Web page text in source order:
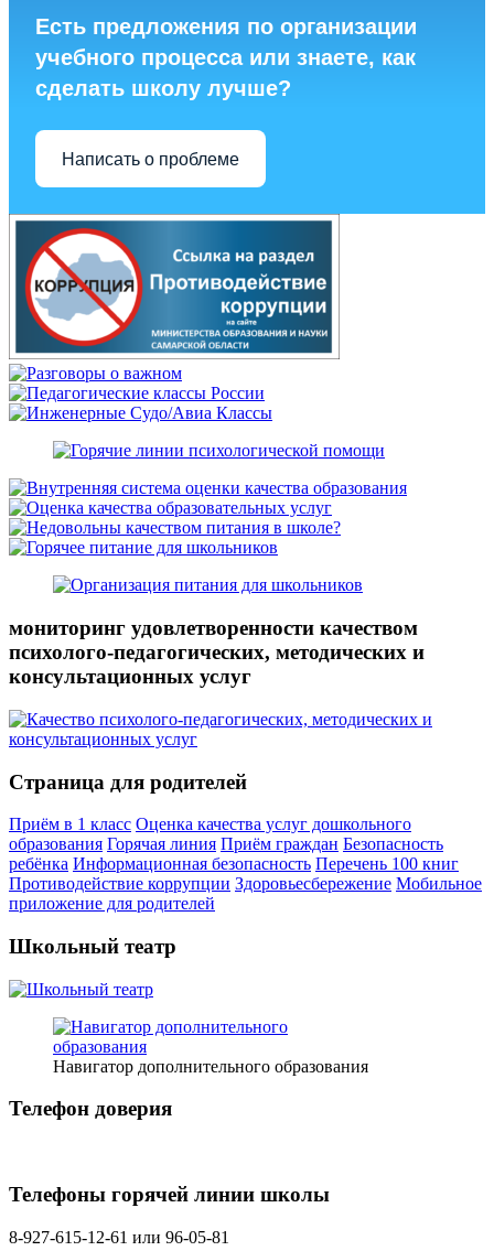
Есть предложения по организации
учебного процесса или знаете, как
сделать школу лучше?
Написать о проблеме
мониторинг удовлетворенности качеством
психолого-педагогических, методических и
консультационных услуг
Страница для родителей
Приём в 1 класс Оценка качества услуг дошкольного
образования Горячая линия Приём граждан Безопасность
ребёнка Информационная безопасность Перечень 100 книг
Противодействие коррупции Здоровьесбережение Мобильное
приложение для родителей
Школьный театр
Навигатор дополнительного образования
Телефон доверия
Телефоны горячей линии школы
8-927-615-12-61 или 96-05-81